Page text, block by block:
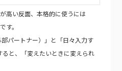
高い反面、本格的に使うには
す。
部パートナー）」と「日々入力す
と、「変えたいときに変えられ